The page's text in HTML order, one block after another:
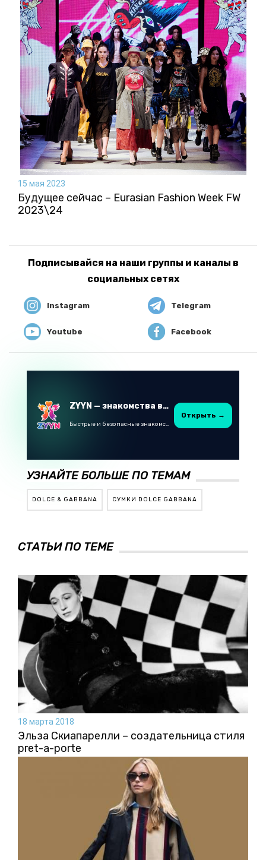
15 мая 2023
Будущее сейчас – Eurasian Fashion Week FW
2023\24
Подписывайся на наши группы и каналы в
социальных сетях
Instagram Telegram
Youtube Facebook
ZYYN — знакомства в Казахстане
Быстрые и безопасные знакомства в Telegram
Открыть →
УЗНАЙТЕ БОЛЬШЕ ПО ТЕМАМ
DOLCE & GABBANA СУМКИ DOLCE GABBANA
СТАТЬИ ПО ТЕМЕ
18 марта 2018
Эльза Скиапарелли – создательница стиля
pret-a-porte